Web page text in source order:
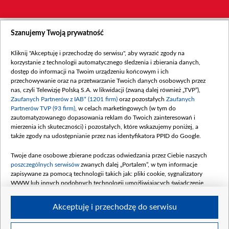
Szanujemy Twoją prywatność
Kliknij "Akceptuję i przechodzę do serwisu", aby wyrazić zgody na
korzystanie z technologii automatycznego śledzenia i zbierania danych,
dostęp do informacji na Twoim urządzeniu końcowym i ich
przechowywanie oraz na przetwarzanie Twoich danych osobowych przez
nas, czyli Telewizję Polską S.A. w likwidacji (zwaną dalej również „TVP”),
Zaufanych Partnerów z IAB* (1201 firm) oraz pozostałych Zaufanych
Partnerów TVP (93 firm) , w celach marketingowych (w tym do
zautomatyzowanego dopasowania reklam do Twoich zainteresowań i
mierzenia ich skuteczności) i pozostałych, które wskazujemy poniżej, a
także zgody na udostępnianie przez nas identyfikatora PPID do Google.
Twoje dane osobowe zbierane podczas odwiedzania przez Ciebie naszych
poszczególnych serwisów zwanych dalej „Portalem”, w tym informacje
zapisywane za pomocą technologii takich jak: pliki cookie, sygnalizatory
WWW lub innych podobnych technologii umożliwiających świadczenie
Akceptuję i przechodzę do serwisu